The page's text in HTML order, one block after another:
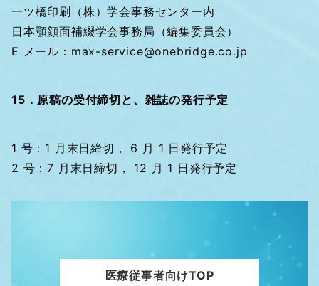
一ツ橋印刷（株）学会事務センター内
日本顎顔面補綴学会事務局（編集委員会）
E メール：max-service@onebridge.co.jp
15．原稿の受付締切と、雑誌の発行予定
1 号：1 月末日締切， 6 月 1 日発行予定
2 号：7 月末日締切， 12 月 1 日発行予定
医療従事者向けTOP